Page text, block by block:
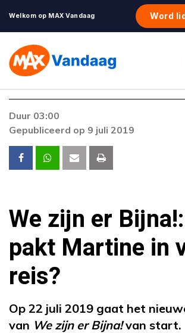
Welkom op MAX Vandaag Word
Duur 03:00
Gepubliceerd op 9 juli 2019
We zijn er
pakt Martine in
reis?
Op 22 juli 2019 gaat het
van We zijn er Bijna!van start.